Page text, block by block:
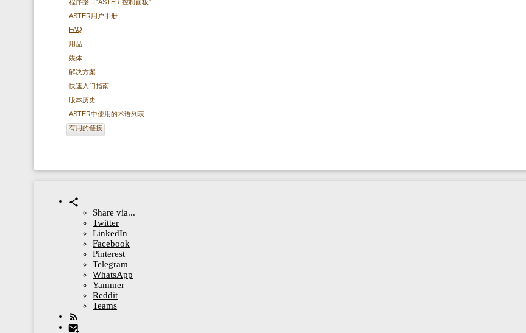
程序接口"ASTER 控制面板"
ASTER用户手册
FAQ
用品
媒体
解决方案
快速入门指南
版本历史
ASTER中使用的术语列表
有用的链接
Share via...
Twitter
LinkedIn
Facebook
Pinterest
Telegram
WhatsApp
Yammer
Reddit
Teams